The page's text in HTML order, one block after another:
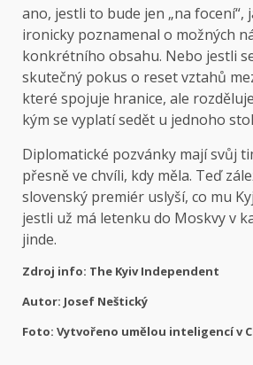
ano, jestli to bude jen „na focení“,
ironicky poznamenal o možných
konkrétního obsahu. Nebo jestli
skutečný pokus o reset vztahů
které spojuje hranice, ale
kým se vyplatí sedět u jednoho
Diplomatické pozvánky mají svůj
přesně ve chvíli, kdy měla. Teď
slovenský premiér uslyší, co mu
jestli už má letenku do Moskvy v
jinde.
Zdroj info: The Kyiv Independent
Autor: Josef Neštický
Foto: Vytvořeno umělou inteligencí v